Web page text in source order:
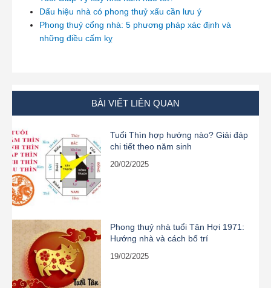
Dấu hiệu nhà có phong thuỷ xấu cần lưu ý
Phong thuỷ cổng nhà: 5 phương pháp xác định và
những điều cấm kỵ
BÀI VIẾT LIÊN QUAN
Tuổi Thìn hợp hướng nào? Giải đáp
chi tiết theo năm sinh
20/02/2025
Phong thuỷ nhà tuổi Tân Hợi 1971:
Hướng nhà và cách bố trí
19/02/2025